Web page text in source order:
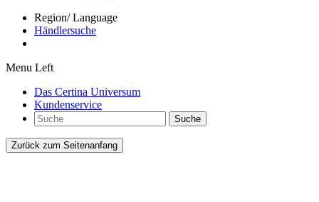
Region/ Language
Händlersuche
Menu Left
Das Certina Universum
Kundenservice
Suche
Zurück zum Seitenanfang